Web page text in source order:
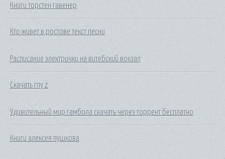
Книги торстен гавенер
Кто живет в ростове текст песни
Расписание электрички на витебский вокзал
Скачать гпу z
Удивительный мир гамбола скачать через торрент бесплатно
Книги алексея пушкова